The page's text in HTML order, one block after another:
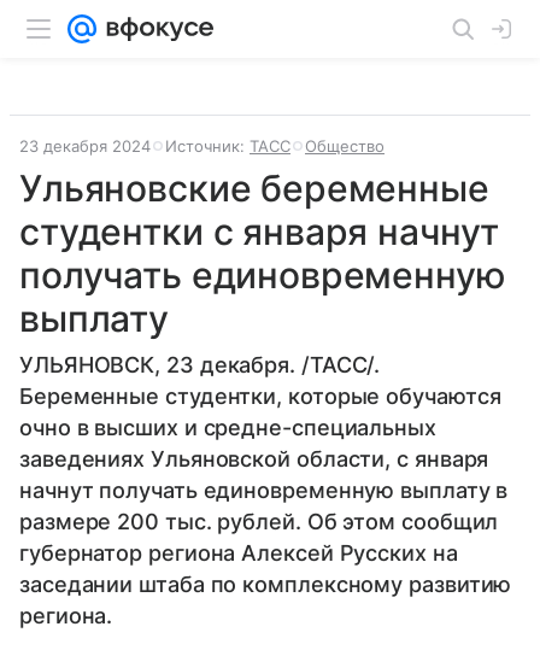
23 декабря 2024 Источник: ТАСС Общество
Ульяновские беременные
студентки с января начнут
получать единовременную
выплату
УЛЬЯНОВСК, 23 декабря. /ТАСС/.
Беременные студентки, которые обучаются
очно в высших и средне-специальных
заведениях Ульяновской области, с января
начнут получать единовременную выплату в
размере 200 тыс. рублей. Об этом сообщил
губернатор региона Алексей Русских на
заседании штаба по комплексному развитию
региона.